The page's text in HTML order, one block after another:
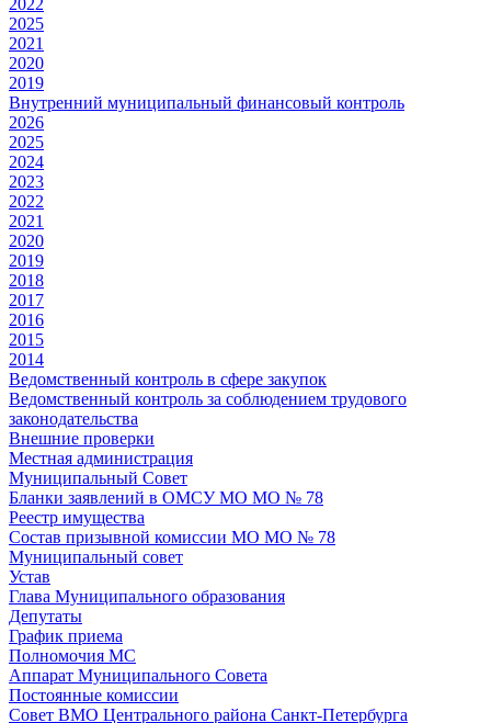
2022
2025
2021
2020
2019
Внутренний муниципальный финансовый контроль
2026
2025
2024
2023
2022
2021
2020
2019
2018
2017
2016
2015
2014
Ведомственный контроль в сфере закупок
Ведомственный контроль за соблюдением трудового
законодательства
Внешние проверки
Местная администрация
Муниципальный Совет
Бланки заявлений в ОМСУ МО МО № 78
Реестр имущества
Состав призывной комиссии МО МО № 78
Муниципальный совет
Устав
Глава Муниципального образования
Депутаты
График приема
Полномочия МС
Аппарат Муниципального Совета
Постоянные комиссии
Совет ВМО Центрального района Санкт-Петербурга